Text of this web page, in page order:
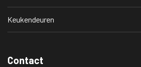
Keukendeuren
Contact